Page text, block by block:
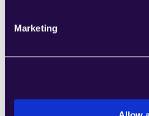
Marketing
Was 4,5 Milliarden
haben
Die US-Exportkontrollen
erreicht: China hat keinen
Chips von Nvidia. Die